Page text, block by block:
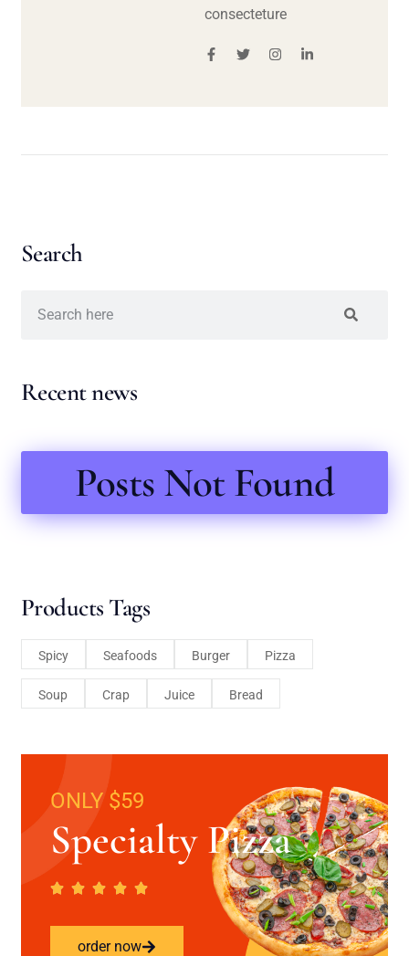
consecteture
Search
Recent news
Posts Not Found
Products Tags
Spicy Seafoods Burger Pizza
Soup Crap Juice Bread
ONLY $59
Specialty Pizza
order now